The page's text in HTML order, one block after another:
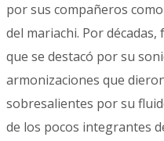
por sus compañeros
del mariachi. Por décadas,
que se destacó por su
armonizaciones que
sobresalientes por su
de los pocos integrantes